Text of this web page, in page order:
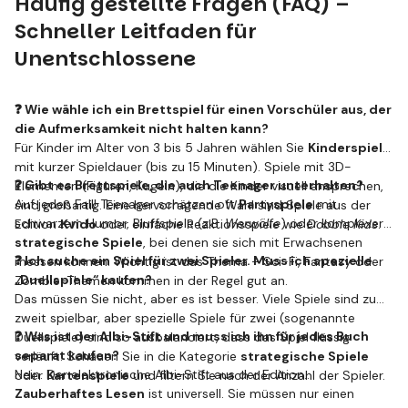
Schneller Leitfaden für
Unentschlossene
❓ Wie wähle ich ein Brettspiel für einen Vorschüler aus, der
die Aufmerksamkeit nicht halten kann?
Für Kinder im Alter von 3 bis 5 Jahren wählen Sie Kinderspiele
mit kurzer Spieldauer (bis zu 15 Minuten). Spiele mit 3D-
Elementen (Figuren, Kugeln), die die Kinder visuell ansprechen,
sind großartig. Eine hervorragende Wahl sind Spiele aus der
EditionKvidooder einfache Reaktionsspiele wieDobble Kids.
❓ Gibt es Brettspiele, die auch Teenager unterhalten?
Auf jeden Fall! Teenager schätzen oftPartyspielemit
schwarzem Humor, Bluffspiele (z.B.Werwölfe) oder komplexere
strategische Spiele, bei denen sie sich mit Erwachsenen
messen können. Wichtig ist das Thema – Sci-Fi, Fantasy oder
Zombie-Themen kommen in der Regel gut an.
❓ Ich suche ein Spiel für zwei Spieler. Muss ich spezielle
„Duellspiele“ kaufen?
Das müssen Sie nicht, aber es ist besser. Viele Spiele sind zu
zweit spielbar, aber spezielle Spiele für zwei (sogenannte
Duellspiele) sind so ausbalanciert, dass das Spiel flüssig
verläuft. Schauen Sie in die Kategorie strategische Spiele
oder Kartenspieleund filtern Sie nach der Anzahl der Spieler.
❓ Was ist der Albi-Stift und muss ich ihn für jedes Buch
separat kaufen?
Nein. Der elektronische Albi-Stift aus der Edition
Zauberhaftes Lesen ist universell. Sie müssen nur einen